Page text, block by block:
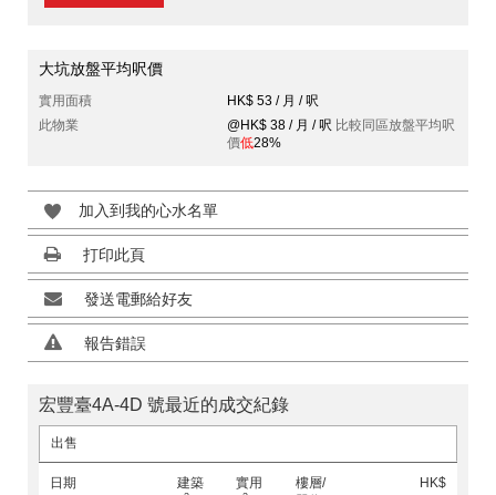
大坑放盤平均呎價
實用面積
HK$ 53 / 月 / 呎
此物業
@HK$ 38 / 月 / 呎 比較同區放盤平均呎
價低28%
加入到我的心水名單
打印此頁
發送電郵給好友
報告錯誤
宏豐臺4A-4D 號最近的成交紀錄
出售
日期
建築
實用
樓層/
HK$